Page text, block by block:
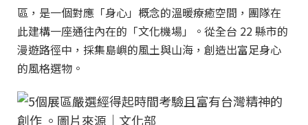
區，是一個對應「身心」概念的溫暖療癒空間，團隊在
此建構一座通往內在的「文化機場」。從全台 22 縣市的
漫遊路徑中，採集島嶼的風土與山海，創造出富足身心
的風格選物。